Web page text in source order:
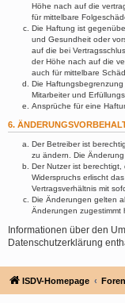
Höhe nach auf die
für mittelbare
Die Haftung ist
und Gesundheit oder
auf die bei
der Höhe nach auf die
auch für mittelbare
Die
Mitarbeiter und
Ansprüche für eine
6.
Der Betreiber ist
zu ändern. Die Änderung
Der Nutzer ist
Widerspruchs erlischt
Vertragsverhältnis mit
Die Änderungen gelten
Änderungen zugestimmt
Informationen über den
Datenschutzerklärung
ISDV-Homepage Foren